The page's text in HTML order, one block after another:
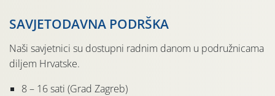
SAVJETODAVNA PODRŠKA
Naši savjetnici su dostupni radnim danom u podružnicama
diljem Hrvatske.
8 – 16 sati (Grad Zagreb)